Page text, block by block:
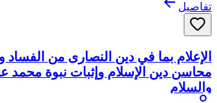
تفاصيل
الإعلام بما في دين النصارى من الفساد
محاسن دين الإسلام وإثبات نبوة محمد
والسلام